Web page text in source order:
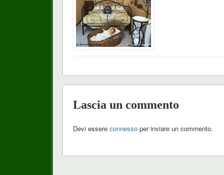
Lascia un commento
Devi essere connessoper inviare un commento.